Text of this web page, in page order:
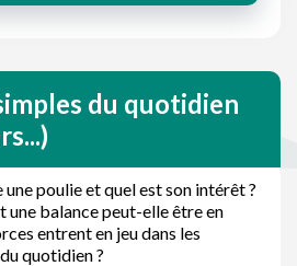
du quotidien
poulie et quel est son intérêt ?
une balance peut-elle être en
entrent en jeu dans les
quotidien ?